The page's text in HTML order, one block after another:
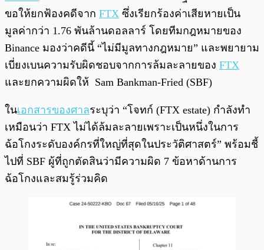
ขอให้ยกฟ้องคดีจาก FTX ซึ่งเรียกร้องค่าเสียหายเป็น
มูลค่ากว่า 1.76 พันล้านดอลลาร์ โดยทีมกฎหมายของ
Binance มองว่าคดีนี้ “ไม่มีมูลทางกฎหมาย” และพยายาม
เบี่ยงเบนความรับผิดชอบจากการล้มละลายของ FTX
และยกความผิดให้ Sam Bankman-Fried (SBF)
ในเอกสารของศาลระบุว่า “โจทก์ (FTX estate) กำลังทำ
เหมือนว่า FTX ไม่ได้ล้มละลายเพราะเป็นหนึ่งในการ
ฉ้อโกงระดับองค์กรที่ใหญ่ที่สุดในประวัติศาสตร์” พร้อมชี้
ไปที่ SBF ผู้ที่ถูกตัดสินว่ามีความผิด 7 ข้อหาด้านการ
ฉ้อโกงและสมรู้ร่วมคิด